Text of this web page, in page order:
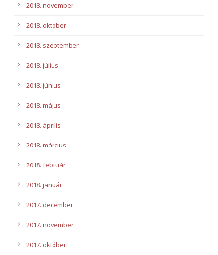
2018. november
2018. október
2018. szeptember
2018. július
2018. június
2018. május
2018. április
2018. március
2018. február
2018. január
2017. december
2017. november
2017. október